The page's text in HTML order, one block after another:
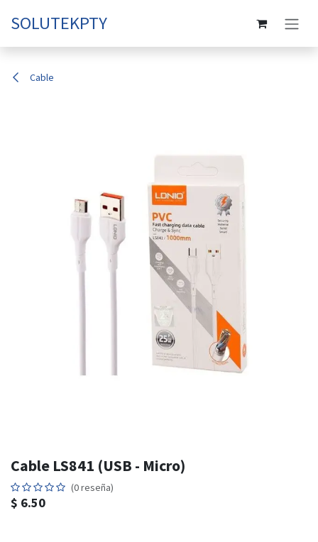
SOLUTEKPTY
Cable
Cable LS841 (USB - Micro)
(0 reseña)
$ 6.50